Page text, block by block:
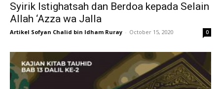
Syirik Istighatsah dan Berdoa kepada Selain
Allah ‘Azza wa Jalla
Artikel Sofyan Chalid bin Idham Ruray - October 15, 2020 0